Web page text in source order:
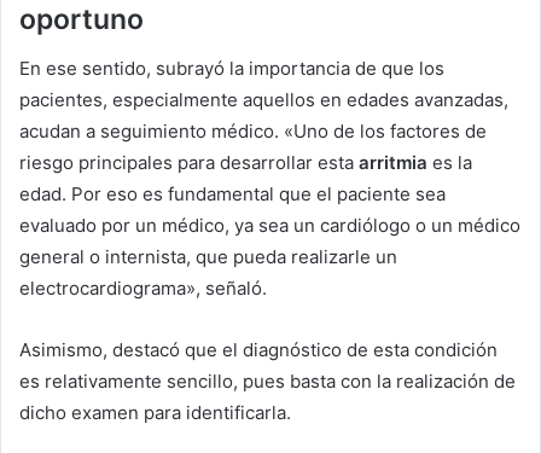
oportuno
En ese sentido, subrayó la importancia de que los
pacientes, especialmente aquellos en edades avanzadas,
acudan a seguimiento médico. «Uno de los factores de
riesgo principales para desarrollar esta arritmia es la
edad. Por eso es fundamental que el paciente sea
evaluado por un médico, ya sea un cardiólogo o un médico
general o internista, que pueda realizarle un
electrocardiograma», señaló.
Asimismo, destacó que el diagnóstico de esta condición
es relativamente sencillo, pues basta con la realización de
dicho examen para identificarla.